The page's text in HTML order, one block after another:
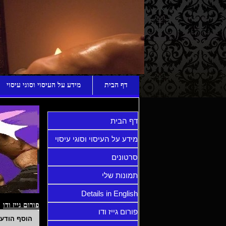
דף הבית מידע על העיסוי וסוגי עיסוי
דף הבית
מידע על העיסוי וסוגי עיסוי
סרטונים
תמונות שלי
Details in English
פורום גייז ודו
פורום גייז ודו